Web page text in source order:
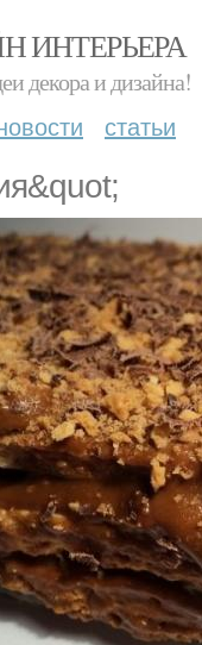
ИНТЕРЬЕРА
декора и дизайна!
статьи